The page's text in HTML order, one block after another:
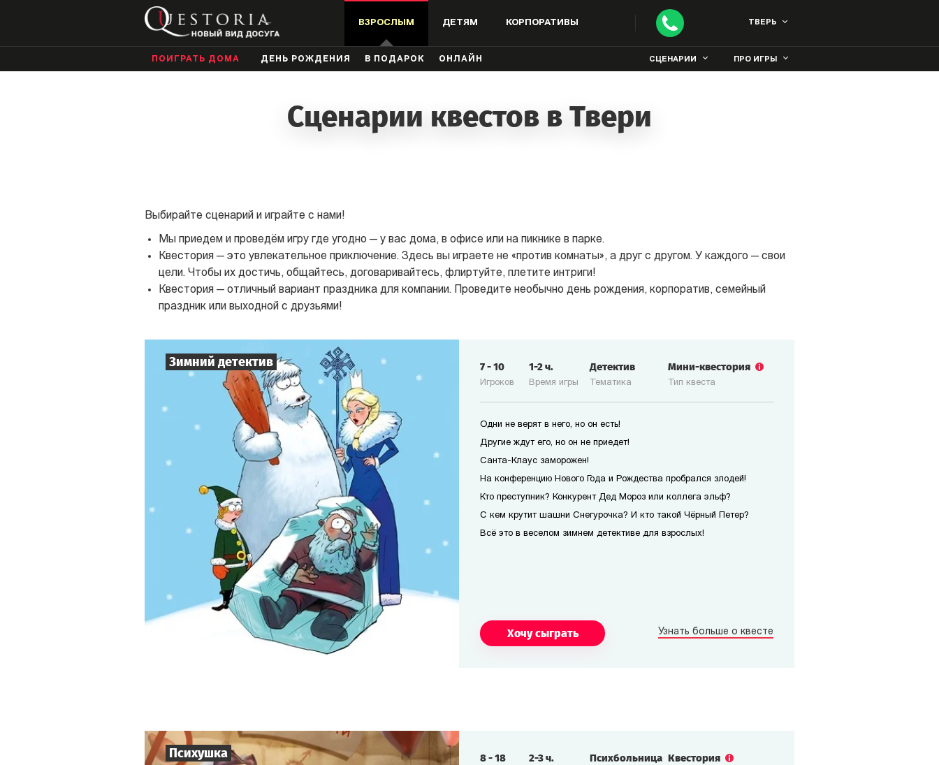
ВЗРОСЛЫМ ДЕТЯМ КОРПОРАТИВЫ ТВЕРЬ
ПОИГРАТЬ ДОМА ДЕНЬ РОЖДЕНИЯ В ПОДАРОК ОНЛАЙН СЦЕНАРИИ ПРО ИГРЫ
Сценарии квестов в Твери
Выбирайте сценарий и играйте с нами!
Мы приедем и проведём игру где угодно — у вас дома, в офисе или на пикнике в парке.
Квестория — это увлекательное приключение. Здесь вы играете не «против комнаты», а друг с другом. У каждого — свои
цели. Чтобы их достичь, общайтесь, договаривайтесь, флиртуйте, плетите интриги!
Квестория — отличный вариант праздника для компании. Проведите необычно день рождения, корпоратив, семейный
праздник или выходной с друзьями!
Зимний детектив
Игроков
7-10
Время игры
1-2ч.
Тематика
Детектив
Тип квеста
Мини-квестория
Одни не верят в него, но он есть!
Другие ждут его, но он не приедет!
Санта-Клаус заморожен!
На конференцию Нового Года и Рождества пробрался злодей!
Кто преступник? Конкурент Дед Мороз или коллега эльф?
С кем крутит шашни Снегурочка? И кто такой Чёрный Петер?
Всё это в веселом зимнем детективе для взрослых!
Хочу сыграть Узнать больше о квесте
Психушка 8-18 2-3ч. Психбольница Квестория